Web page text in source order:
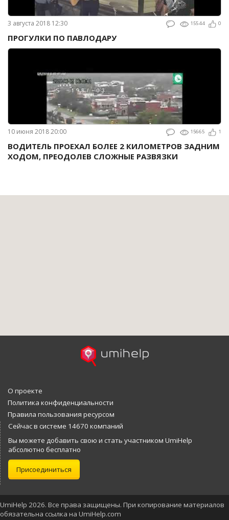
3 августа 2018 12:30 15544 0
ПРОГУЛКИ ПО ПАВЛОДАРУ
10 июня 2018 20:00 15665 1
ВОДИТЕЛЬ ПРОЕХАЛ БОЛЕЕ 2 КИЛОМЕТРОВ ЗАДНИМ
ХОДОМ, ПРЕОДОЛЕВ СЛОЖНЫЕ РАЗВЯЗКИ
О проекте
Политика конфиденциальности
Правила пользования ресурсом
Сейчас в системе 14670 компаний
Вы можете добавить свою и стать участником UmiHelp
абсолютно бесплатно
Присоединиться
UmiHelp 2026. Все права защищены. При копирование материалов
обязательна ссылка на UmiHelp.com